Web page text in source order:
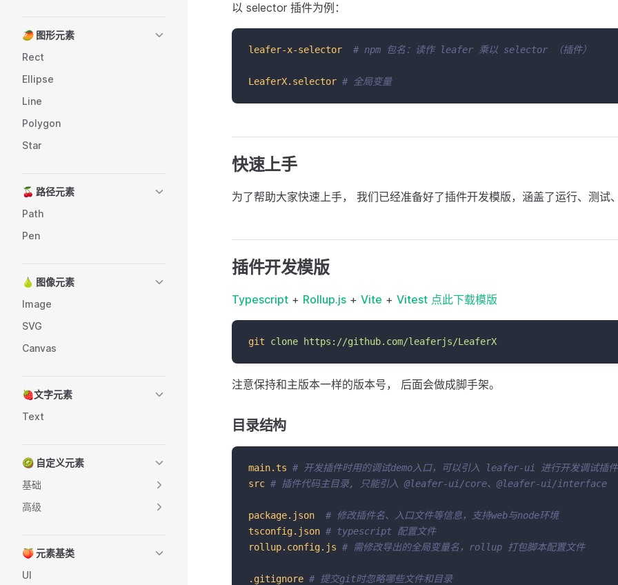
🥭 图形元素
Rect
Ellipse
Line
Polygon
Star
🍒 路径元素
Path
Pen
🍐 图像元素
Image
SVG
Canvas
🍓文字元素
Text
🥝 自定义元素
基础
高级
🍑 元素基类
UI
以 selector 插件为例：
leafer-x-selector # npm 包名：读作 leafer 乘以 selector （插件）
LeaferX.selector # 全局变量
快速上手
为了帮助大家快速上手， 我们已经准备好了插件开发模版，涵盖了运行、测试
插件开发模版
Typescript + Rollup.js + Vite + Vitest 点此下载模版
git clone https://github.com/leaferjs/LeaferX
注意保持和主版本一样的版本号， 后面会做成脚手架。
目录结构
main.ts # 开发插件时用的调试demo入口，可以引入 leafer-ui 进行开发调试插件
src # 插件代码主目录, 只能引入 @leafer-ui/core、@leafer-ui/interface
package.json
# 修改插件名、入口文件等信息，支持web与node环境
tsconfig.json # typescript 配置文件
rollup.config.js # 需修改导出的全局变量名，rollup 打包脚本配置文件
.gitignore # 提交git时忽略哪些文件和目录